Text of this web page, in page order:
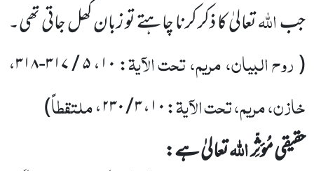
جباللہتعالیٰ کا ذکر کرنا چاہتے تو زبان کھل جاتی تھی۔
(روح البیان، مریم، تحت الآیۃ:۱۰،۵ / ۳۱۷-۳۱۸ ،
خازن، مریم، تحت الآیۃ:۱۰،۳ / ۲۳۰ ،ملتقطاً)
حقیقی مُؤثِّراللہتعالیٰ ہے: